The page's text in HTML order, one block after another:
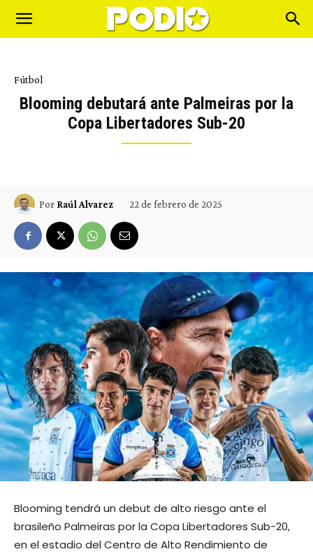
Fútbol
Blooming debutará ante Palmeiras por la
Copa Libertadores Sub-20
Por Raúl Alvarez 22 de febrero de 2025
Blooming tendrá un debut de alto riesgo ante el
brasileño Palmeiras por la Copa Libertadores Sub-20,
en el estadio del Centro de Alto Rendimiento de